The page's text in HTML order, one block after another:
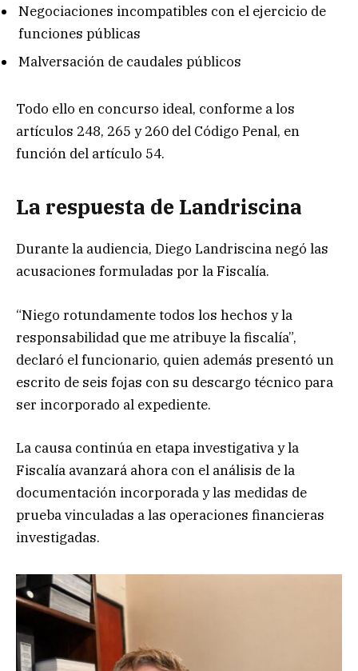
Negociaciones incompatibles con el ejercicio de
funciones públicas
Malversación de caudales públicos
Todo ello en concurso ideal, conforme a los
artículos 248, 265 y 260 del Código Penal, en
función del artículo 54.
La respuesta de Landriscina
Durante la audiencia, Diego Landriscina negó las
acusaciones formuladas por la Fiscalía.
“Niego rotundamente todos los hechos y la
responsabilidad que me atribuye la fiscalía”,
declaró el funcionario, quien además presentó un
escrito de seis fojas con su descargo técnico para
ser incorporado al expediente.
La causa continúa en etapa investigativa y la
Fiscalía avanzará ahora con el análisis de la
documentación incorporada y las medidas de
prueba vinculadas a las operaciones financieras
investigadas.